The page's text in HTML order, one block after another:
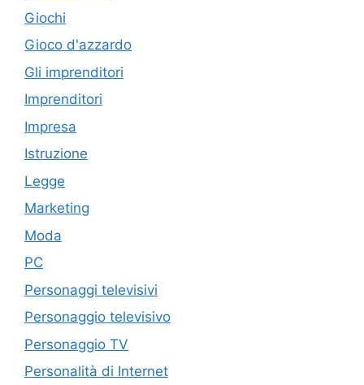
Giochi
Gioco d'azzardo
Gli imprenditori
Imprenditori
Impresa
Istruzione
Legge
Marketing
Moda
PC
Personaggi televisivi
Personaggio televisivo
Personaggio TV
Personalità di Internet